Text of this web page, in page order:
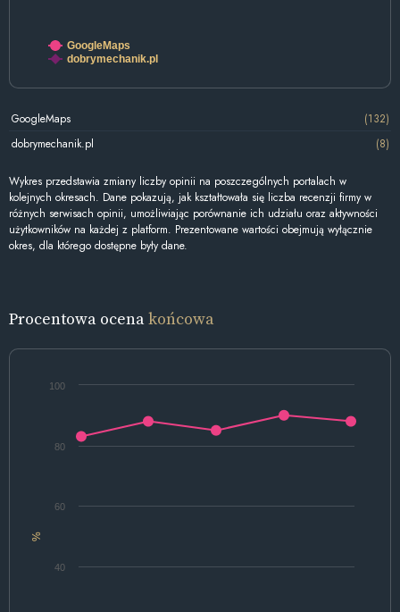
GoogleMaps
dobrymechanik.pl
GoogleMaps
(132)
dobrymechanik.pl
(8)
Wykres przedstawia zmiany liczby opinii na poszczególnych portalach w
kolejnych okresach. Dane pokazują, jak kształtowała się liczba recenzji firmy w
różnych serwisach opinii, umożliwiając porównanie ich udziału oraz aktywności
użytkowników na każdej z platform. Prezentowane wartości obejmują wyłącznie
okres, dla którego dostępne były dane.
Procentowa ocenakońcowa
%
40
60
80
100